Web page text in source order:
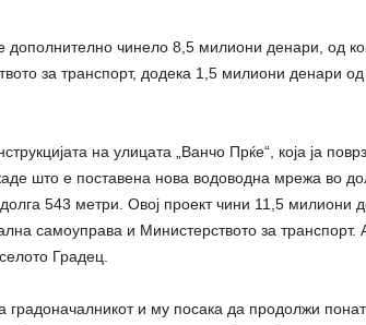
дополнително чинело 8,5 милиони денари, од
за транспорт, додека 1,5 милиони денари од
на улицата „Ванчо Прќе“, која ја
што е поставена нова водоводна мрежа во
543 метри. Овој проект чини 11,5 милиони
самоуправа и Министерството за транспорт.
Градец.
и му посака да продолжи